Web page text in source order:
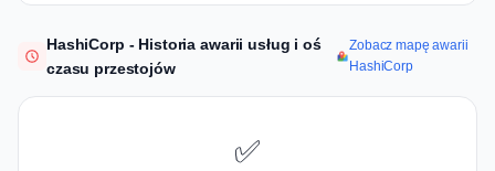
HashiCorp - Historia awarii usług i oś
czasu przestojów
Zobacz mapę awarii
HashiCorp
✅